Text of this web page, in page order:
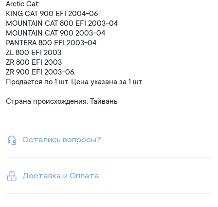
Arctic Cat:
KING CAT 900 EFI 2004-06
MOUNTAIN CAT 800 EFI 2003-04
MOUNTAIN CAT 900 2003-04
PANTERA 800 EFI 2003-04
ZL 800 EFI 2003
ZR 800 EFI 2003
ZR 900 EFI 2003-06.
Продается по 1 шт. Цена указана за 1 шт.
Страна происхождения: Тайвань
Остались вопросы?
Доставка и Оплата